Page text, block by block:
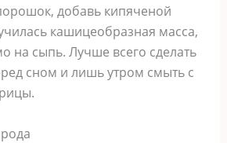
добавь кипяченой
кашицеобразная масса,
на сыпь. Лучше всего сделать
сном и лишь утром смыть с